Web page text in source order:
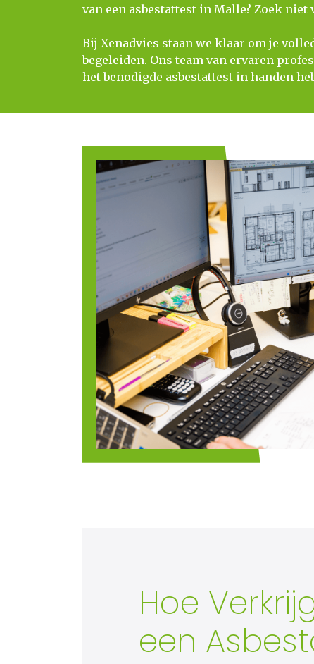
van een asbestattest in Malle? Zoek niet
​​​​​​​Bij Xenadvies staan we klaar om je
begeleiden. Ons team van ervaren
het benodigde asbestattest in handen
Hoe
een